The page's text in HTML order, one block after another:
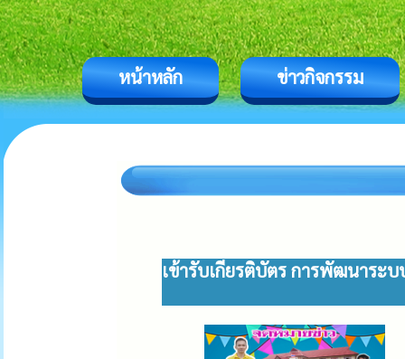
หน้าหลัก ข่าวกิจกรรม
เข้ารับเกียรติบัตร การพัฒนาระ